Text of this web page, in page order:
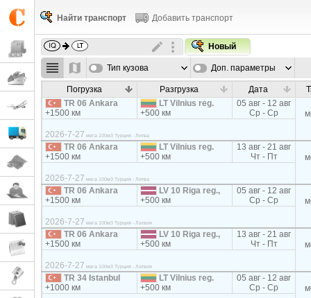
Найти транспорт Добавить транспорт
Новый
Тип кузова Доп. параметры
Погрузка Разгрузка Дата
TR 06 Ankara
+1500 км
LT Vilnius reg.
+500 км
05 авг - 12 авг
Ср - Ср
2026-7-27 мега 100м3 Турция - Литва
TR 06 Ankara
+1500 км
LT Vilnius reg.
+500 км
13 авг - 21 авг
Чт - Пт
2026-7-27 мега 100м3 Турция - Литва
TR 06 Ankara
+1500 км
LV 10 Riga reg.,
+500 км
05 авг - 12 авг
Ср - Ср
2026-7-27 мега 100м3 Турция - Латвия
TR 06 Ankara
+1500 км
LV 10 Riga reg.,
+500 км
13 авг - 21 авг
Чт - Пт
2026-7-27 мега 100м3 Турция - Латвия
TR 34 Istanbul
+1000 км
LT Vilnius reg.
+500 км
05 авг - 12 авг
Ср - Ср